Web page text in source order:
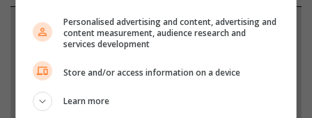
Support local journalism
Add The Citizen as a preferred source to see more
from Parys Gazette in Google News and Top
Stories.
Personalised advertising and content, advertising and
content measurement, audience research and
services development
Store and/or access information on a device
Learn more